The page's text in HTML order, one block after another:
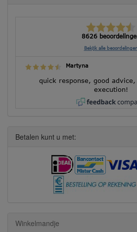
8626
Bekijk alle
Martyna
quick response, good
execution!
Betalen kunt u met:
Winkelmandje